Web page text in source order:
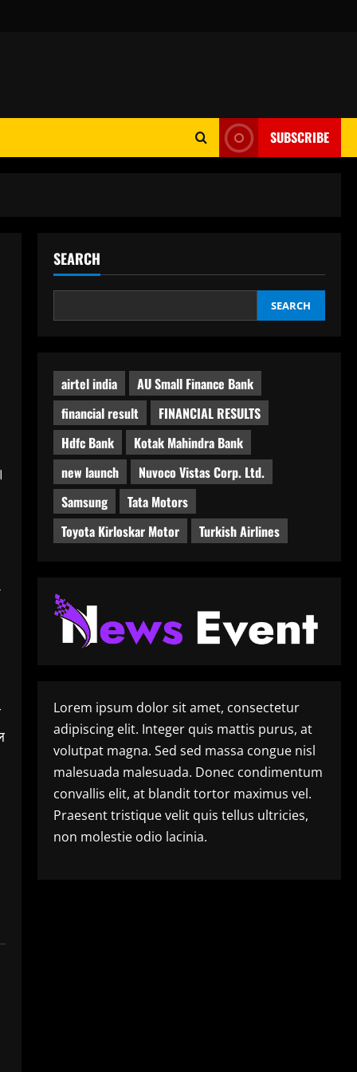
SUBSCRIBE
SEARCH
SEARCH
airtel india
AU Small Finance Bank
financial result
FINANCIAL RESULTS
Hdfc Bank
Kotak Mahindra Bank
new launch
Nuvoco Vistas Corp. Ltd.
Samsung
Tata Motors
Toyota Kirloskar Motor
Turkish Airlines
Lorem ipsum dolor sit amet, consectetur
adipiscing elit. Integer quis mattis purus, at
volutpat magna. Sed sed massa congue nisl
malesuada malesuada. Donec condimentum
convallis elit, at blandit tortor maximus vel.
Praesent tristique velit quis tellus ultricies,
non molestie odio lacinia.